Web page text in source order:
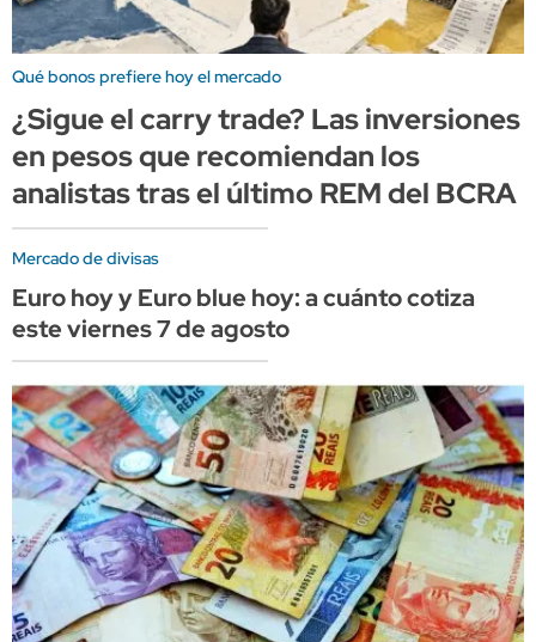
Qué bonos prefiere hoy el mercado
¿Sigue el carry trade? Las inversiones
en pesos que recomiendan los
analistas tras el último REM del BCRA
Mercado de divisas
Euro hoy y Euro blue hoy: a cuánto cotiza
este viernes 7 de agosto